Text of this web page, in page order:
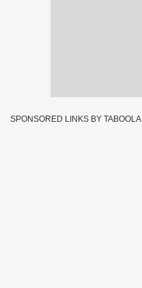
SPONSORED LINKS BY TABOOLA